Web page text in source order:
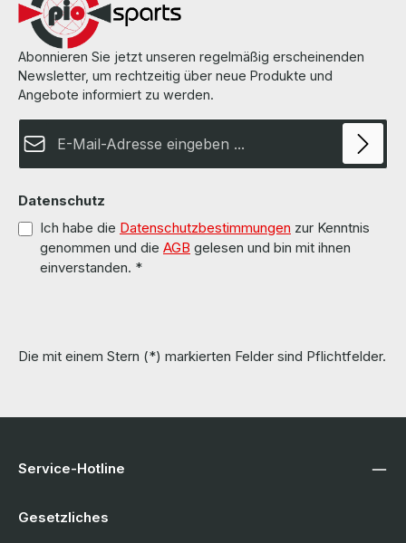
Abonnieren Sie jetzt unseren regelmäßig erscheinenden
Newsletter, um rechtzeitig über neue Produkte und
Angebote informiert zu werden.
Datenschutz
Ich habe die Datenschutzbestimmungen zur Kenntnis
genommen und die AGB gelesen und bin mit ihnen
einverstanden. *
Die mit einem Stern (*) markierten Felder sind Pflichtfelder.
Service-Hotline
Gesetzliches